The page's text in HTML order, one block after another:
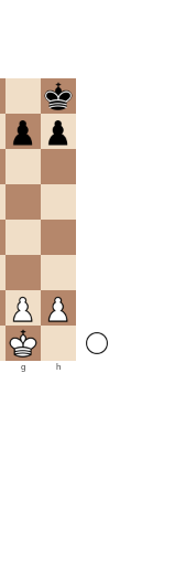
g h